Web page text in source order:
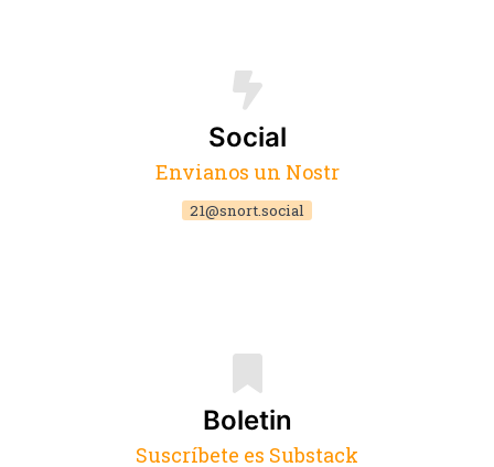
Social
Envianos un Nostr
21@snort.social
Boletin
Suscríbete es Substack